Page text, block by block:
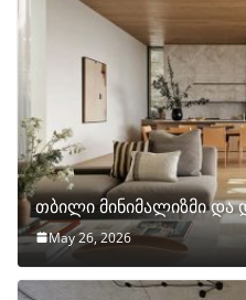
თბილი მინიმალიზმი და
May 26, 2026